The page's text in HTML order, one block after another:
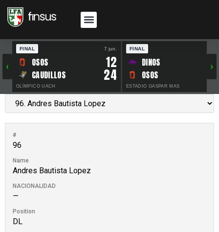
‹
FINAL 7 jun.
OSOS 12
CAUDILLOS 24
OLÍMPICO UACH
FINAL
DINOS
OSOS
ESTADIO GASPAR MAS
›
#
96
Name
Andres Bautista Lopez
NACIONALIDAD
—
Position
DL